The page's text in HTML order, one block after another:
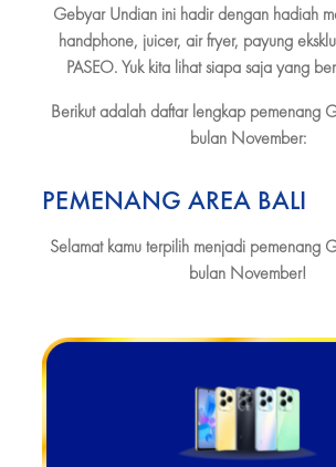
Gebyar Undian ini hadir dengan hadiah
handphone, juicer, air fryer, payung
PASEO. Yuk kita lihat siapa saja yang
Berikut adalah daftar lengkap pemenang
bulan November:
PEMENANG AREA BALI
Selamat kamu terpilih menjadi pemenang
bulan November!